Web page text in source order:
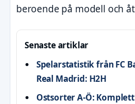
beroende på modell och
Senaste artiklar
Spelarstatistik från FC
Real Madrid: H2H
Ostsorter A-Ö: